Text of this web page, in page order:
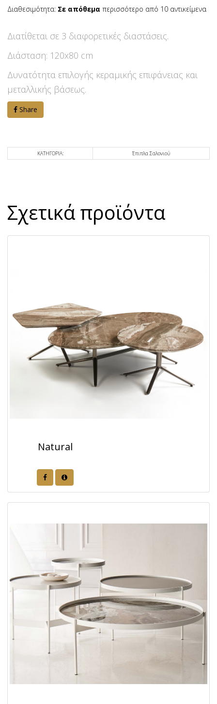
Διαθεσιμότητα: Σε απόθεμα περισσότερο από 10 αντικείμενα
Διατίθεται σε 3 διαφορετικές διαστάσεις.
Διάσταση: 120x80 cm
Δυνατότητα επιλογής κεραμικής επιφάνειας και
μεταλλικής βάσεως.
Share
ΚΑΤΗΓΟΡΙΑ: Έπιπλα Σαλονιού
Σχετικά προϊόντα
Natural